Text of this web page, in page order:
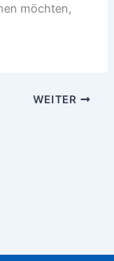
möchten,
WEITER